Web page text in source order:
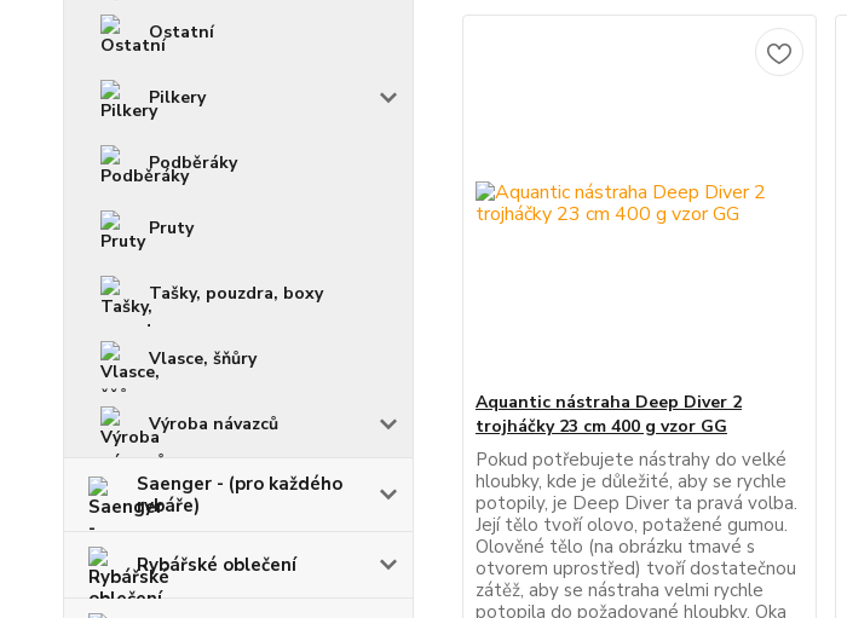
Ostatní
Pilkery
Podběráky
Pruty
Tašky, pouzdra, boxy
Vlasce, šňůry
Výroba návazců
Saenger - (pro každého
rybáře)
Rybářské oblečení
Aquantic nástraha Deep Diver 2
trojháčky 23 cm 400 g vzor GG
Pokud potřebujete nástrahy do velké
hloubky, kde je důležité, aby se rychle
potopily, je Deep Diver ta pravá volba.
Její tělo tvoří olovo, potažené gumou.
Olověné tělo (na obrázku tmavé s
otvorem uprostřed) tvoří dostatečnou
zátěž, aby se nástraha velmi rychle
potopila do požadované hloubky. Oka